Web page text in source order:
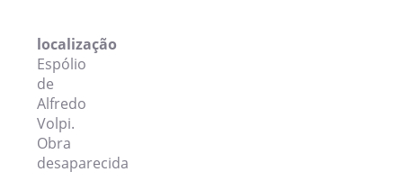
localização
Espólio
de
Alfredo
Volpi.
Obra
desaparecida